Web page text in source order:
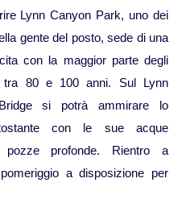
Lynn Canyon Park, uno dei
gente del posto, sede di una
con la maggior parte degli
tra 80 e 100 anni. Sul Lynn
si potrà ammirare lo
con le sue acque
profonde. Rientro a
a disposizione per